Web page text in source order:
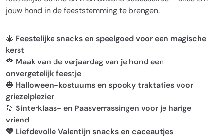
jouw hond in de feeststemming te brengen.
🎄 Feestelijke snacks en speelgoed voor een magische
kerst
🎂 Maak van de verjaardag van je hond een
onvergetelijk feestje
🎃 Halloween-kostuums en spooky traktaties voor
griezelplezier
🐰 Sinterklaas- en Paasverrassingen voor je harige
vriend
💖 Liefdevolle Valentijn snacks en caceautjes